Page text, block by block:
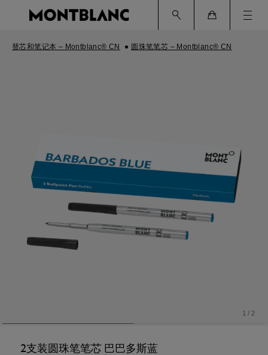
替芯和笔记本 – Montblanc® CN 圆珠笔笔芯 – Montblanc® CN
1 / 2
2支装圆珠笔笔芯 巴巴多斯蓝